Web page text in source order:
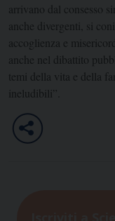
arrivano dal consesso
anche divergenti, si
accoglienza e
anche nel dibattito
temi della vita e della
ineludibili”.